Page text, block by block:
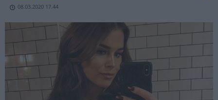
08.03.2020 17.44